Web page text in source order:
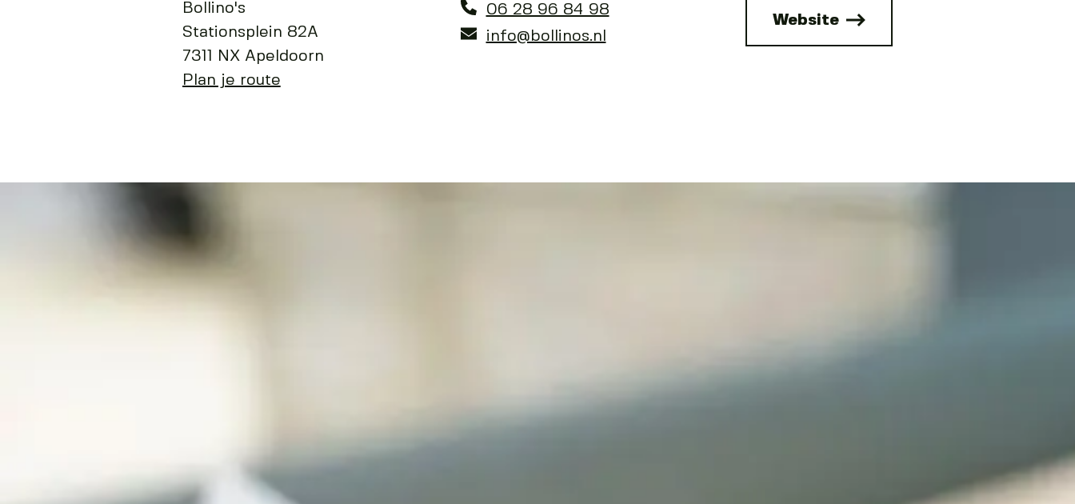
Bollino's
Stationsplein 82A
7311 NX Apeldoorn
Plan je route
06 28 96 84 98
info@bollinos.nl
Website